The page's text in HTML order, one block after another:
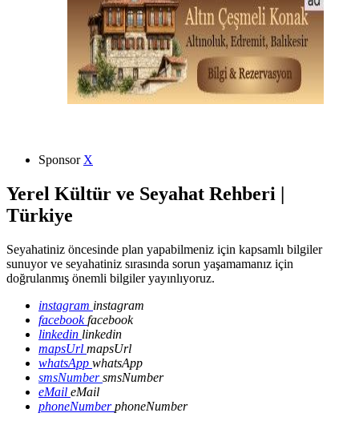
Sponsor X
Yerel Kültür ve Seyahat Rehberi |
Türkiye
Seyahatiniz öncesinde plan yapabilmeniz için kapsamlı bilgiler
sunuyor ve seyahatiniz sırasında sorun yaşamamanız için
doğrulanmış önemli bilgiler yayınlıyoruz.
instagram instagram
facebookfacebook
linkedin linkedin
mapsUrl mapsUrl
whatsApp whatsApp
smsNumbersmsNumber
eMail eMail
phoneNumberphoneNumber